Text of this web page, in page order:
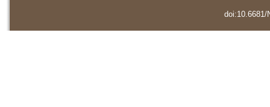
doi:10.6681/